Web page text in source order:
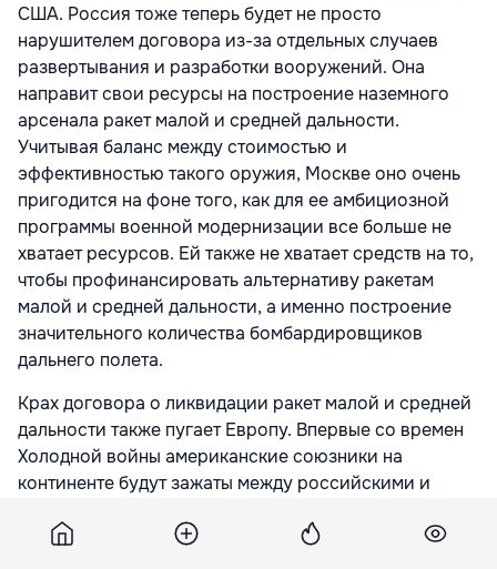
США. Россия тоже теперь будет не просто
нарушителем договора из-за отдельных случаев
развертывания и разработки вооружений. Она
направит свои ресурсы на построение наземного
арсенала ракет малой и средней дальности.
Учитывая баланс между стоимостью и
эффективностью такого оружия, Москве оно очень
пригодится на фоне того, как для ее амбициозной
программы военной модернизации все больше не
хватает ресурсов. Ей также не хватает средств на то,
чтобы профинансировать альтернативу ракетам
малой и средней дальности, а именно построение
значительного количества бомбардировщиков
дальнего полета.
Крах договора о ликвидации ракет малой и средней
дальности также пугает Европу. Впервые со времен
Холодной войны американские союзники на
континенте будут зажаты между российскими и
иностранных дел Германии Хайко Маас уже